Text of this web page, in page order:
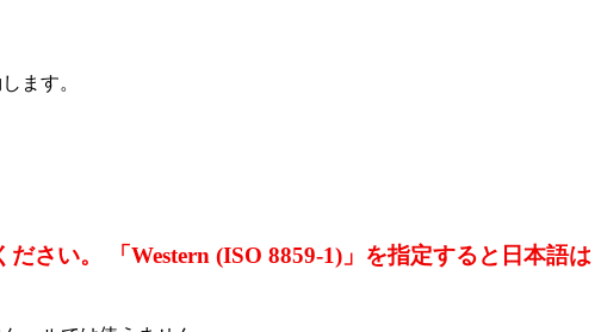
ます。
さい。 「Western (ISO 8859-1)」を指定すると日本語は